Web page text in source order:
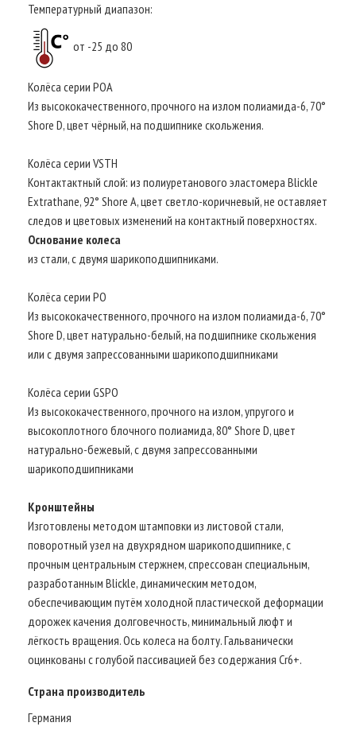
Температурный диапазон:
от -25 до 80
Колёса серии POA
Из высококачественного, прочного на излом полиамида-6, 70°
Shore D, цвет чёрный, на подшипнике скольжения.
Колёса серии VSTH
Контактактный слой: из полиуретанового эластомера Blickle
Extrathane, 92° Shore A, цвет светло-коричневый, не оставляет
следов и цветовых изменений на контактный поверхностях.
Основание колеса
из стали, с двумя шарикоподшипниками.
Колёса серии PO
Из высококачественного, прочного на излом полиамида-6, 70°
Shore D, цвет натурально-белый, на подшипнике скольжения
или с двумя запрессованными шарикоподшипниками
Колёса серии GSPO
Из высококачественного, прочного на излом, упругого и
высокоплотного блочного полиамида, 80° Shore D, цвет
натурально-бежевый, с двумя запрессованными
шарикоподшипниками
Кронштейны
Изготовлены методом штамповки из листовой стали,
поворотный узел на двухрядном шарикоподшипнике, с
прочным центральным стержнем, спрессован специальным,
разработанным Blickle, динамическим методом,
обеспечивающим путём холодной пластической деформации
дорожек качения долговечность, минимальный люфт и
лёгкость вращения. Ось колеса на болту. Гальванически
оцинкованы с голубой пассивацией без содержания Cr6+.
Страна производитель
Германия